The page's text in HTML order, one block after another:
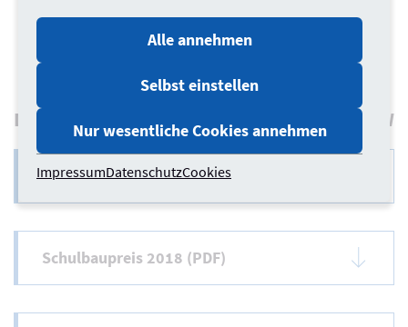
Dokumentationen zum Schulbaupreis NRW
Schulbaupreis 2023 (PDF)
Schulbaupreis 2018 (PDF)
Alle annehmen
Selbst einstellen
Nur wesentliche Cookies annehmen
ImpressumDatenschutzCookies